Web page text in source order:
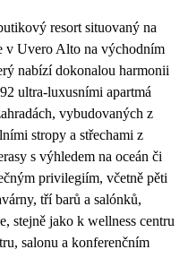
resort situovaný na
v Uvero Alto na východním
nabízí dokonalou harmonii
ultra-luxusními apartmá
vybudovaných z
stropy a střechami z
s výhledem na oceán či
privilegiím, včetně pěti
tří barů a salónků,
stejně jako k wellness centru
salonu a konferenčním